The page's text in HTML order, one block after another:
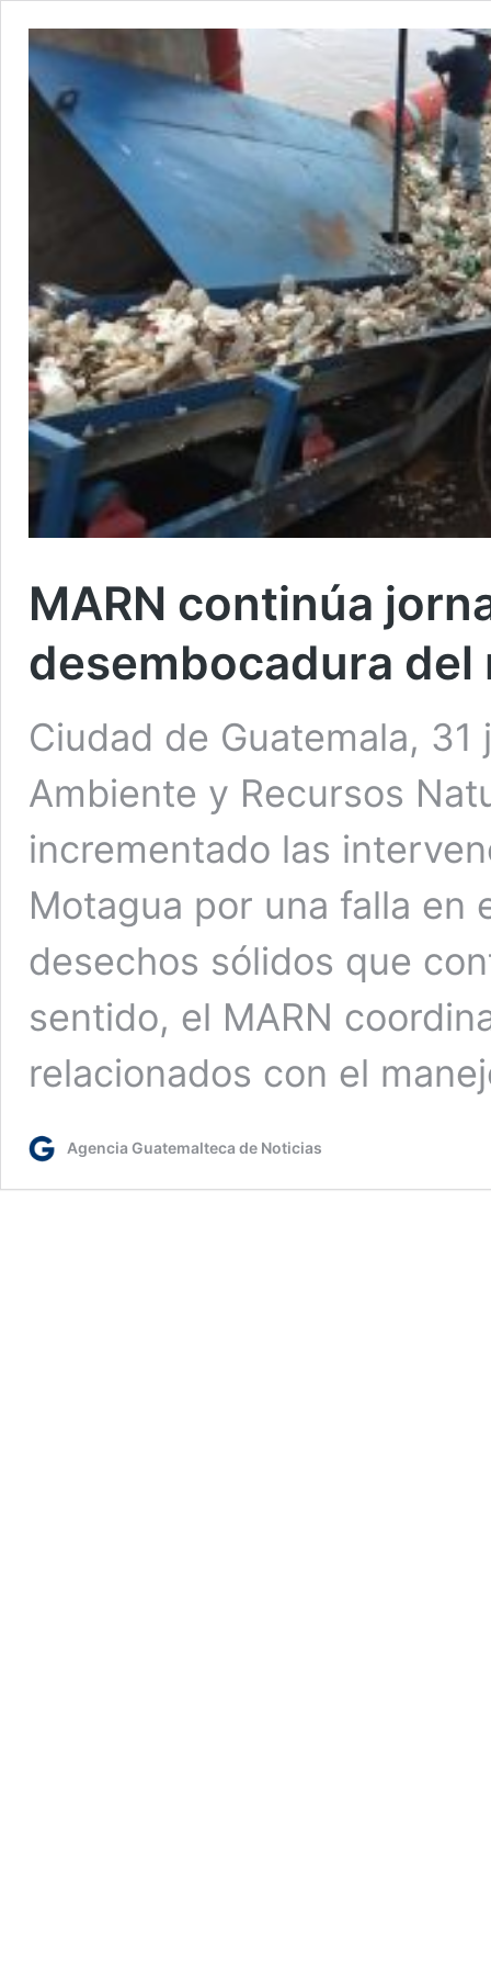
MARN continúa
desembocadura del
Ciudad de Guatemala,
Ambiente y Recursos
incrementado las
Motagua por una falla en
desechos sólidos que
sentido, el MARN
relacionados con el
Agencia Guatemalteca de Noticias